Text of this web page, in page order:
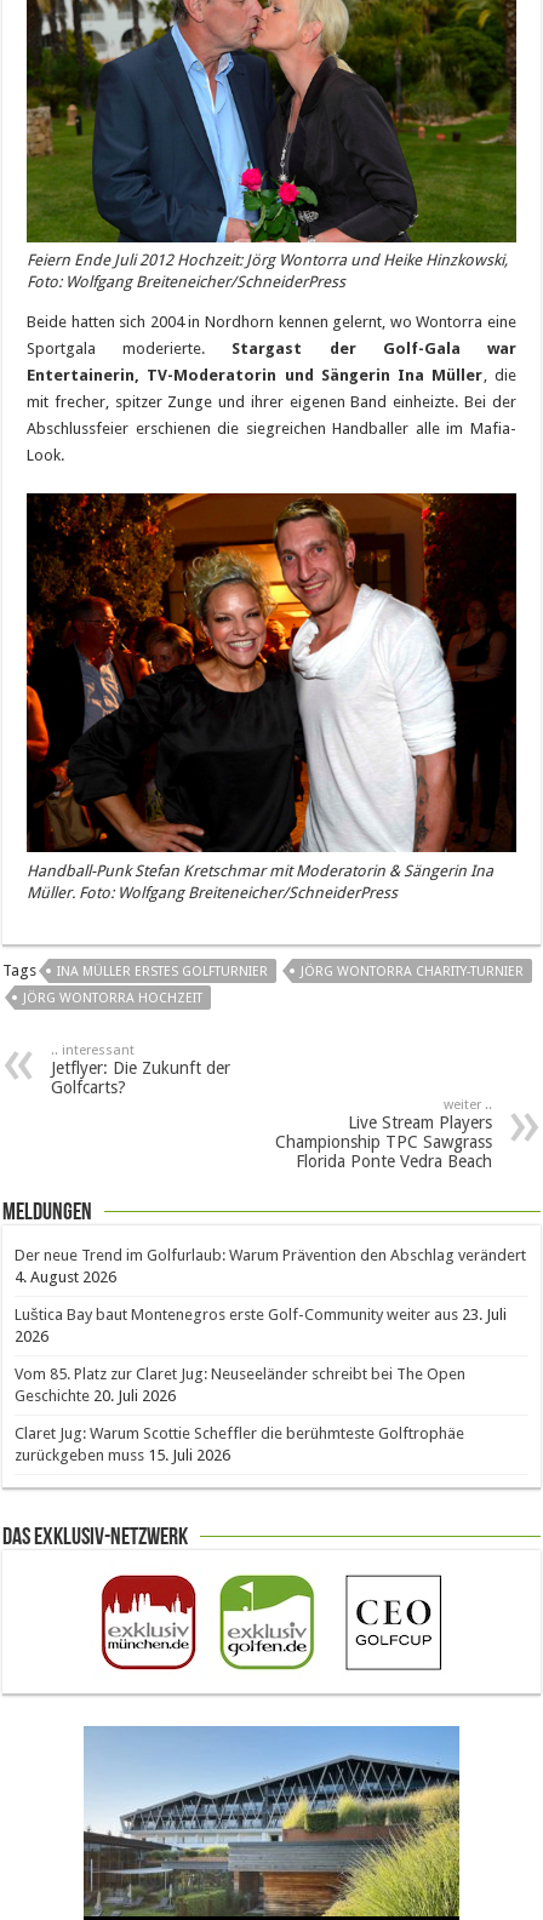
Feiern Ende Juli 2012 Hochzeit: Jörg Wontorra und Heike Hinzkowski,
Foto: Wolfgang Breiteneicher/SchneiderPress
Beide hatten sich 2004 in Nordhorn kennen gelernt, wo Wontorra eine
Sportgala moderierte. Stargast der Golf-Gala war
Entertainerin, TV-Moderatorin und Sängerin Ina Müller, die
mit frecher, spitzer Zunge und ihrer eigenen Band einheizte. Bei der
Abschlussfeier erschienen die siegreichen Handballer alle im Mafia-
Look.
Handball-Punk Stefan Kretschmar mit Moderatorin & Sängerin Ina
Müller. Foto: Wolfgang Breiteneicher/SchneiderPress
Tags INA MÜLLER ERSTES GOLFTURNIER
JÖRG WONTORRA CHARITY-TURNIER
JÖRG WONTORRA HOCHZEIT
.. interessant
Jetflyer: Die Zukunft der
Golfcarts?
weiter ..
Live Stream Players
Championship TPC Sawgrass
Florida Ponte Vedra Beach
Meldungen
Der neue Trend im Golfurlaub: Warum Prävention den Abschlag verändert
4. August 2026
Luštica Bay baut Montenegros erste Golf-Community weiter aus 23. Juli
2026
Vom 85. Platz zur Claret Jug: Neuseeländer schreibt bei The Open
Geschichte 20. Juli 2026
Claret Jug: Warum Scottie Scheffler die berühmteste Golftrophäe
zurückgeben muss 15. Juli 2026
Das Exklusiv-Netzwerk
The Open 2026 in Royal Birkdale: Warum der